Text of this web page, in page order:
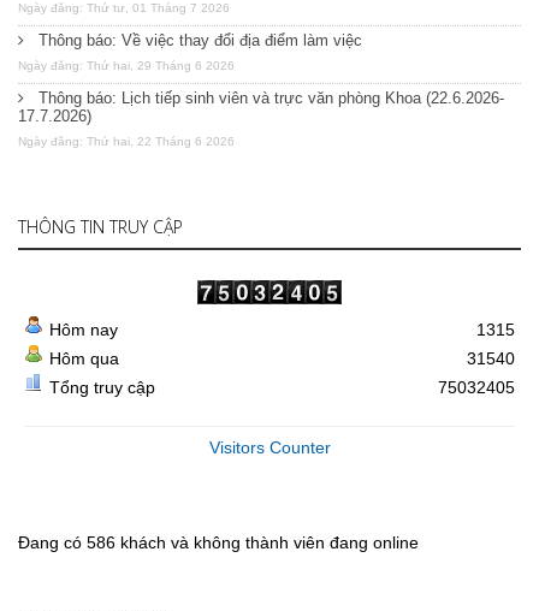
Ngày đăng: Thứ tư, 01 Tháng 7 2026
Thông báo: Về việc thay đổi địa điểm làm việc
Ngày đăng: Thứ hai, 29 Tháng 6 2026
Thông báo: Lịch tiếp sinh viên và trực văn phòng Khoa (22.6.2026-
17.7.2026)
Ngày đăng: Thứ hai, 22 Tháng 6 2026
THÔNG TIN TRUY CẬP
Hôm nay
Hôm qua
Tổng truy cập
1315
31540
75032405
Visitors Counter
Đang có 586 khách và không thành viên đang online